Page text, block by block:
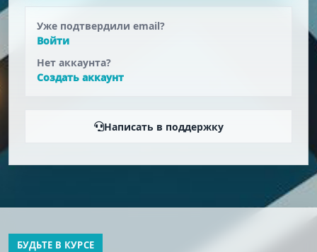
Уже подтвердили email?
Войти
Нет аккаунта?
Создать аккаунт
Написать в поддержку
БУДЬТЕ В КУРСЕ